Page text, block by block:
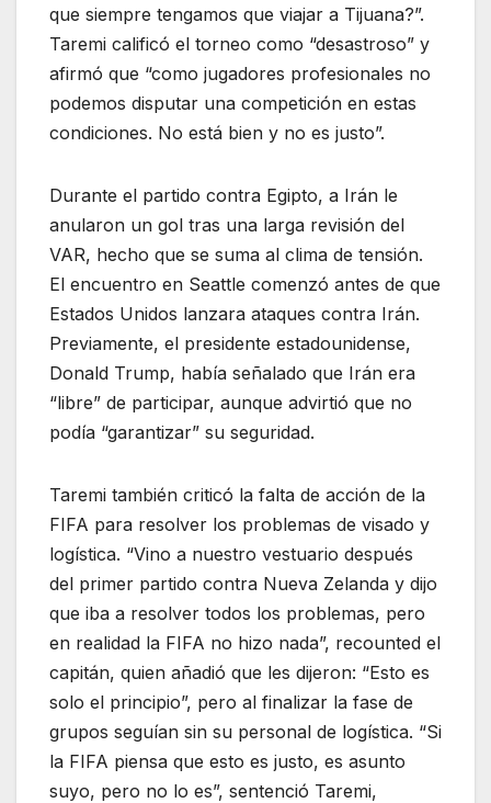
que siempre tengamos que viajar a Tijuana?”.
Taremi calificó el torneo como “desastroso” y
afirmó que “como jugadores profesionales no
podemos disputar una competición en estas
condiciones. No está bien y no es justo”.
Durante el partido contra Egipto, a Irán le
anularon un gol tras una larga revisión del
VAR, hecho que se suma al clima de tensión.
El encuentro en Seattle comenzó antes de que
Estados Unidos lanzara ataques contra Irán.
Previamente, el presidente estadounidense,
Donald Trump, había señalado que Irán era
“libre” de participar, aunque advirtió que no
podía “garantizar” su seguridad.
Taremi también criticó la falta de acción de la
FIFA para resolver los problemas de visado y
logística. “Vino a nuestro vestuario después
del primer partido contra Nueva Zelanda y dijo
que iba a resolver todos los problemas, pero
en realidad la FIFA no hizo nada”, recounted el
capitán, quien añadió que les dijeron: “Esto es
solo el principio”, pero al finalizar la fase de
grupos seguían sin su personal de logística. “Si
la FIFA piensa que esto es justo, es asunto
suyo, pero no lo es”, sentenció Taremi,